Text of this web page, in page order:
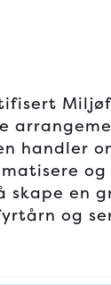
handler
skape en
og